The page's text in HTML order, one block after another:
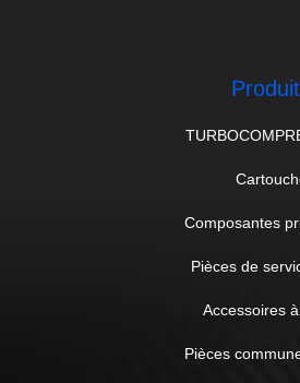
Composantes
Pièces de
Accessoires
Pièces